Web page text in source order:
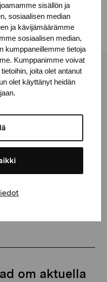
sisällön ja
sosiaalisen median
ja kävijämäärämme
sosiaalisen median,
kumppaneillemme tietoja
Kumppanimme voivat
joita olet antanut
olet käyttänyt heidän
om aktuella